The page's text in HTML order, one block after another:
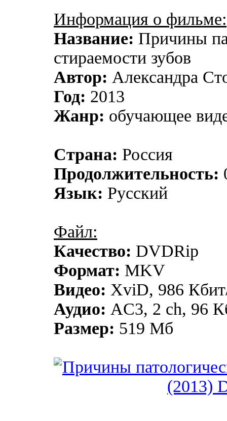
Информация о фильме:
Название: Причины
стираемости зубов
Автор: Александра
Год: 2013
Жанр: обучающее
Страна: Россия
Продолжительность:
Язык: Русский
Файл:
Качество: DVDRip
Формат: MKV
Видео: XviD, 986
Аудио: AC3, 2 ch, 96
Размер: 519 Мб